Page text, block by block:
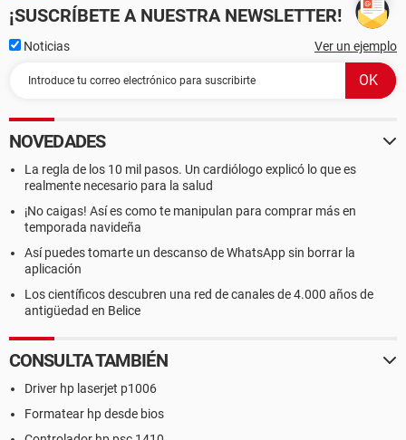
¡SUSCRÍBETE A NUESTRA NEWSLETTER!
Noticias Ver un ejemplo
NOVEDADES
La regla de los 10 mil pasos. Un cardiólogo explicó lo que es
realmente necesario para la salud
¡No caigas! Así es como te manipulan para comprar más en
temporada navideña
Así puedes tomarte un descanso de WhatsApp sin borrar la
aplicación
Los científicos descubren una red de canales de 4.000 años de
antigüedad en Belice
CONSULTA TAMBIÉN
Driver hp laserjet p1006
Formatear hp desde bios